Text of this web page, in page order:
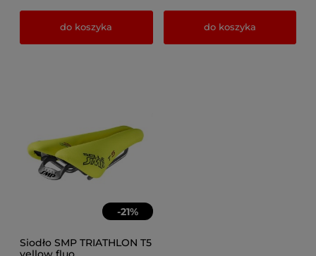
do koszyka do koszyka
-21%
Siodło SMP TRIATHLON T5